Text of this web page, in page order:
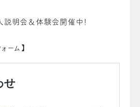
明会＆体験会開催中！
ーム】